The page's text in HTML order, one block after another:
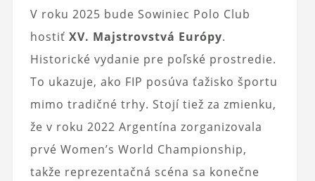
V roku 2025 bude Sowiniec Polo Club
hostiť XV. Majstrovstvá Európy.
Historické vydanie pre poľské prostredie.
To ukazuje, ako FIP posúva ťažisko športu
mimo tradičné trhy. Stojí tiež za zmienku,
že v roku 2022 Argentína zorganizovala
prvé Women’s World Championship,
takže reprezentačná scéna sa konečne